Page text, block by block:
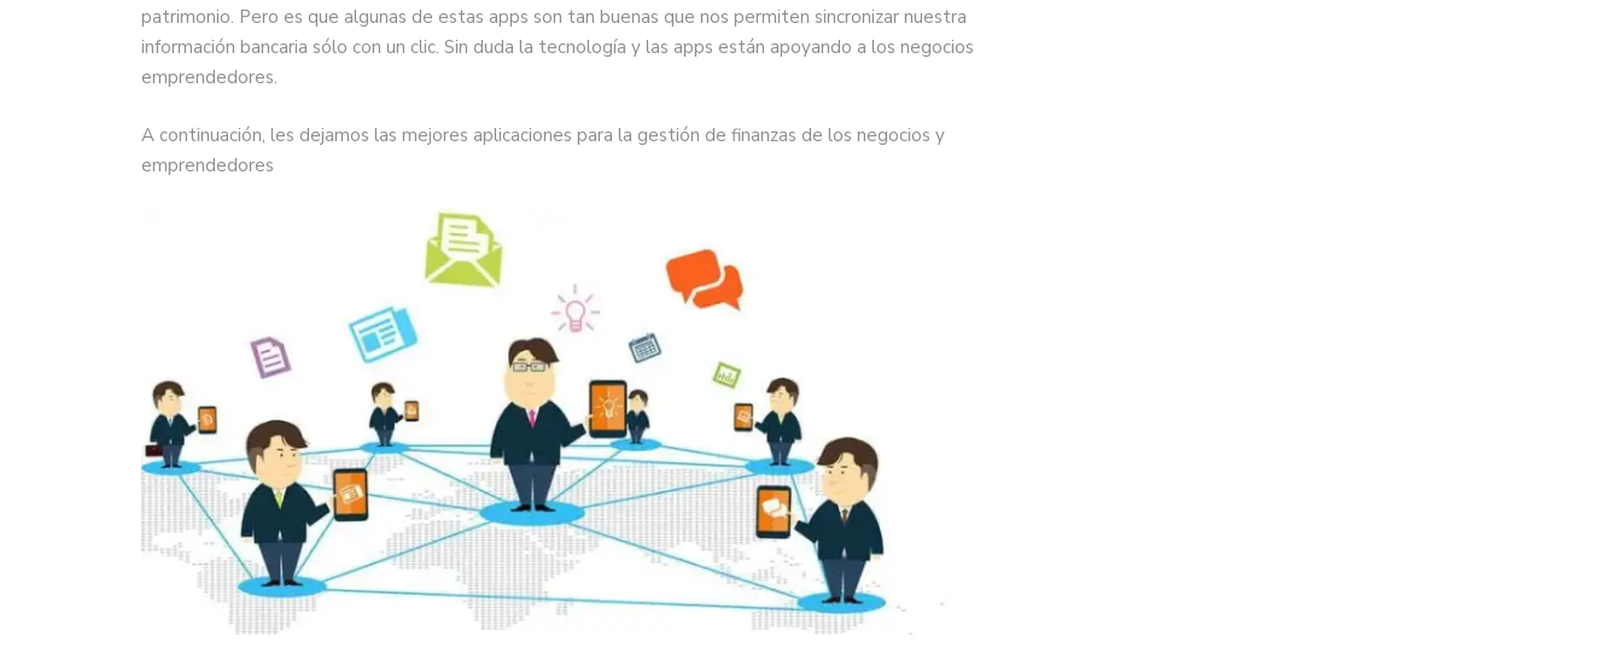
patrimonio. Pero es que algunas de estas apps son tan buenas que nos permiten sincronizar nuestra
información bancaria sólo con un clic. Sin duda la tecnología y las apps están apoyando a los negocios
emprendedores.
A continuación, les dejamos las mejores aplicaciones para la gestión de finanzas de los negocios y
emprendedores